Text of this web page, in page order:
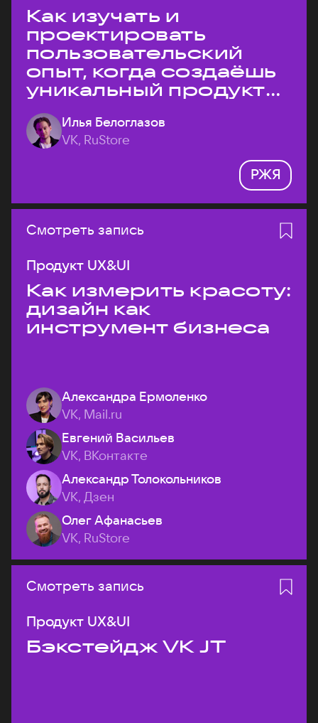
Как изучать и
проектировать
пользовательский
опыт, когда создаёшь
уникальный продукт
на рынке?
Илья Белоглазов
VK, RuStore
РЖЯ
Смотреть запись
Продукт UX&UI
Как измерить красоту:
дизайн как
инструмент бизнеса
Александра Ермоленко
VK, Mail.ru
Евгений Васильев
VK, ВКонтакте
Александр Толокольников
VK, Дзен
Олег Афанасьев
VK, RuStore
Смотреть запись
Продукт UX&UI
Бэкстейдж VK JT